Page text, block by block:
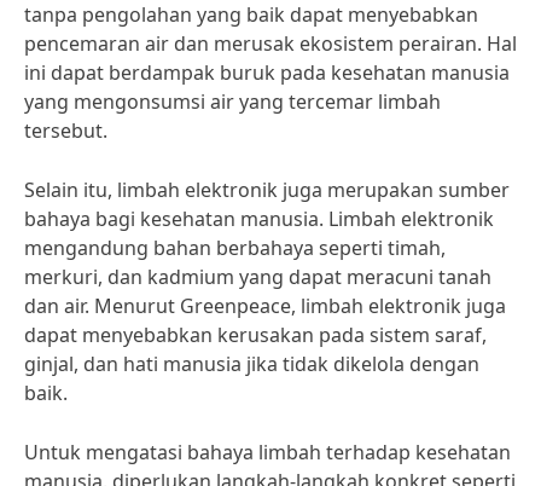
tanpa pengolahan yang baik dapat menyebabkan
pencemaran air dan merusak ekosistem perairan. Hal
ini dapat berdampak buruk pada kesehatan manusia
yang mengonsumsi air yang tercemar limbah
tersebut.
Selain itu, limbah elektronik juga merupakan sumber
bahaya bagi kesehatan manusia. Limbah elektronik
mengandung bahan berbahaya seperti timah,
merkuri, dan kadmium yang dapat meracuni tanah
dan air. Menurut Greenpeace, limbah elektronik juga
dapat menyebabkan kerusakan pada sistem saraf,
ginjal, dan hati manusia jika tidak dikelola dengan
baik.
Untuk mengatasi bahaya limbah terhadap kesehatan